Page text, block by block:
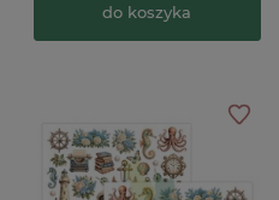
do koszyka